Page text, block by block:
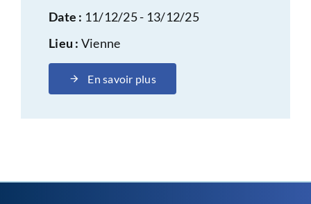
Date : 11/12/25 - 13/12/25
Lieu : Vienne
En savoir plus